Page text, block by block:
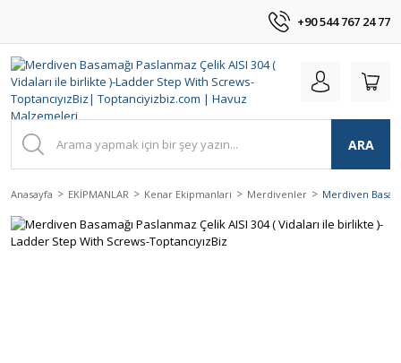
+90 544 767 24 77
ARA
Anasayfa EKİPMANLAR Kenar Ekipmanları Merdivenler Merdiven